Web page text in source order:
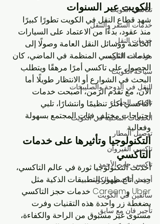
تكاسي الكويت
خدمات السفر والتنقل
خدمات النقل
مواصلات الكويت
سياحة الكويت
النقل في الدوحة والصليبخات
تاكسي الجهراء
الخدمات المحلية في الكويت
توصيل المطار
تاكسي القيروان
تاكسي جابر الأحمد
أرخص تاكسي بالكويت
سائقين في الكويت
تأجير فان مع سايق
الكويت عبر السنوات
شهد قطاع النقل في الكويت تطورًا كبيرًا
منذ عقود، بدءًا من الاعتماد على السيارات
الخاصة ووسائل النقل العامة وصولًا إلى
خدمات التاكسي المنظمة. في الماضي، كان
الحصول على تاكسي أمرًا مرهقًا ويتطلب
البحث في الشوارع أو الانتظار طويلًا. أما
الآن، مع تقدم الزمن، أصبحت خدمات
التاكسي أكثر تنظيمًا وانتشارًا، تلبي
احتياجات مختلف فئات المجتمع بسهولة
وفعالية.
التكنولوجيا وتأثيرها على خدمات
التاكسي
أحدثت التكنولوجيا ثورة في عالم التاكسي،
حيث أتاح ظهور التطبيقات الذكية مثل
Uber وCareem خدمات حجز التاكسي
بضغطة زر واحدة. هذه التقنيات وفرت
مستوى غير مسبوق من الراحة والكفاءة،